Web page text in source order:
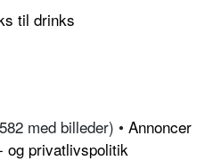
til drinks
med billeder) • Annoncer
og privatlivspolitik